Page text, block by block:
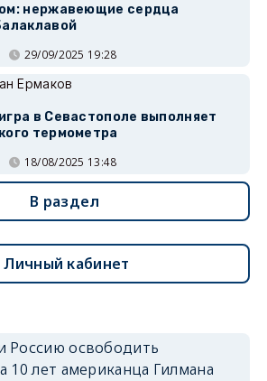
нержавеющие сердца
29/09/2025 19:28
Ермаков
в Севастополе выполняет
термометра
18/08/2025 13:48
В раздел
Личный кабинет
Россию освободить
10 лет американца Гилмана